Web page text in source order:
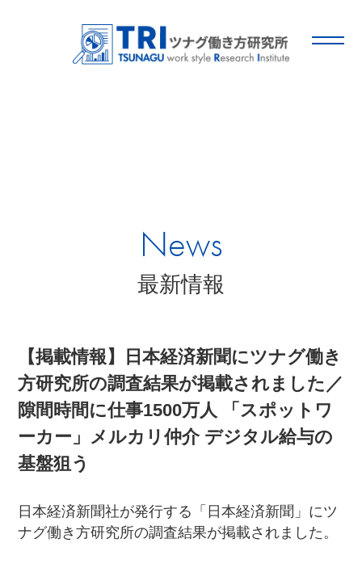
News
最新情報
【掲載情報】日本経済新聞にツナグ働き
方研究所の調査結果が掲載されました／
隙間時間に仕事1500万人 「スポットワ
ーカー」メルカリ仲介 デジタル給与の
基盤狙う
日本経済新聞社が発行する「日本経済新聞」にツ
ナグ働き方研究所の調査結果が掲載されました。